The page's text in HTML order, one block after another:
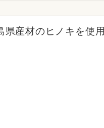
県産材のヒノキを使用